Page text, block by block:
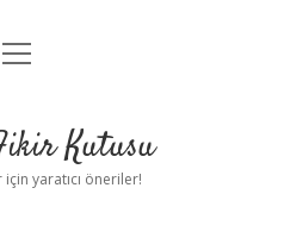
Uyarı
menüyü
Kutusu
yaratıcı öneriler!